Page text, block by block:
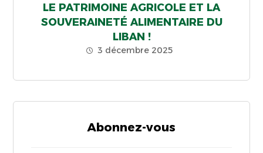
LE PATRIMOINE AGRICOLE ET LA
SOUVERAINETÉ ALIMENTAIRE DU
LIBAN !
3 décembre 2025
Abonnez-vous